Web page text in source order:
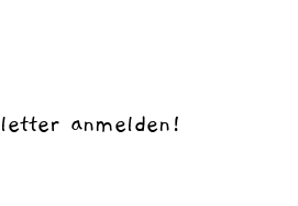
anmelden!